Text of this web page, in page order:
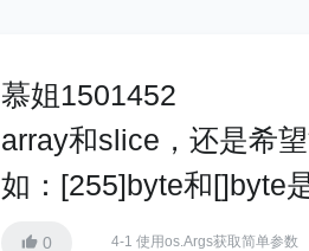
慕姐1501452
array和slice，还是希
如：[255]byte和[]byte
0 4-1 使用os.Args获取简单参数